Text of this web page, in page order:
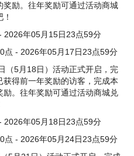
励。往年奖励可通过活动商城
2026年05月15日23点59分
点 - 2026年05月17日23点59分
（5月18日）活动正式开启，完
得前一年奖励的访客，完成本
。往年奖励可通过活动商城兑
2026年05月18日23点59分
点 - 2026年05月24日23点59分